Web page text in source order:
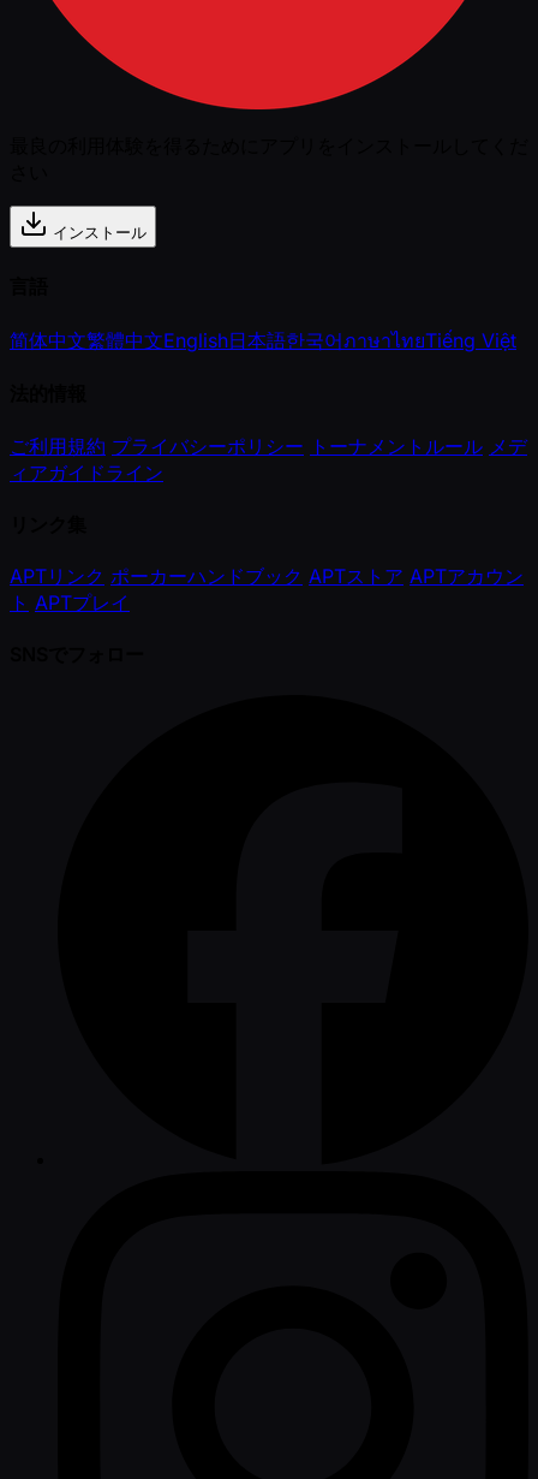
インストール
简体中文繁體中文English日本語한국어ภาษาไทยTiếng Việt
ご利用規約 プライバシーポリシー トーナメントルール メデ
ィアガイドライン
APTリンク ポーカーハンドブック APTストア APTアカウン
ト APTプレイ